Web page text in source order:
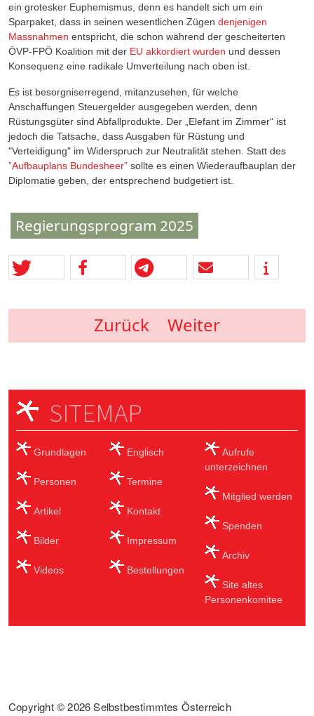
ein grotesker Euphemismus, denn es handelt sich um ein
Sparpaket, dass in seinen wesentlichen Zügen denjenigen
Massnahmen entspricht, die schon während der gescheiterten
ÖVP-FPÖ Koalition mit der EU akkordiert wurden und dessen
Konsequenz eine radikale Umverteilung nach oben ist.
Es ist besorgniserregend, mitanzusehen, für welche
Anschaffungen Steuergelder ausgegeben werden, denn
Rüstungsgüter sind Abfallprodukte. Der „Elefant im Zimmer“ ist
jedoch die Tatsache, dass Ausgaben für Rüstung und
"Verteidigung" im Widerspruch zur Neutralität stehen. Statt des
”Aufbauplans Bundesheer” sollte es einen Wiederaufbauplan der
Diplomatie geben, der entsprechend budgetiert ist.
Regierungsprogram 2025
Zurück Weiter
SITEMAP
Grundlagen
Personen
Artikel
Bilder
Videos
Englisch
Termine
Kontakt
Impressum
Bestellungen
Aufrufe
unterzeichnen
Mitglied werden
Spenden
Archiv
Site altes
Personenkomitee
Copyright © 2026 Selbstbestimmtes Österreich